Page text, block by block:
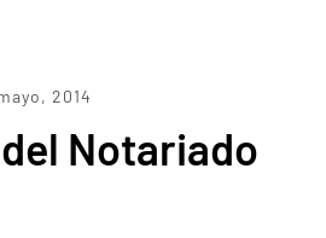
2014
Notariado